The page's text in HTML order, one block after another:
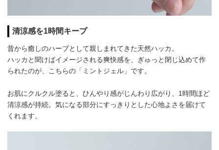
清涼感を1時間キープ
昔から癒しのハーブとして親しまれてきた天然ハッカ。
ハッカと聞けばイメージされる爽快感を、ぎゅっと閉じ込めて作
られたのが、こちらの「ミントジェル」です。
お肌にクルクル塗ると、ひんやり感がじんわり広がり、1時間ほど
清涼感が持続。気になる部分にすっきりとした心地よさを届けて
くれます。